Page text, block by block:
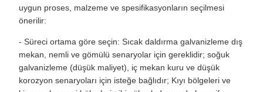
uygun proses, malzeme ve spesifikasyonların seçilmesi
önerilir:
- Süreci ortama göre seçin: Sıcak daldırma galvanizleme dış
mekan, nemli ve gömülü senaryolar için gereklidir; soğuk
galvanizleme (düşük maliyet), iç mekan kuru ve düşük
korozyon senaryoları için isteğe bağlıdır; Kıyı bölgeleri ve